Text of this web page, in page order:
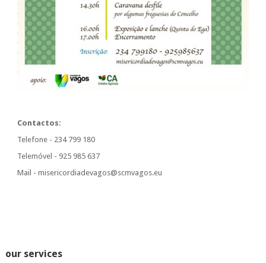
Contactos:
Telefone - 234 799 180
Telemóvel - 925 985 637
Mail - misericordiadevagos@scmvagos.eu
our services